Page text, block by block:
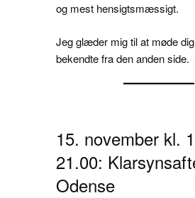
og mest hensigtsmæssigt.
Jeg glæder mig til at møde
bekendte fra den anden side.
15. november kl.
21.00:
Odense